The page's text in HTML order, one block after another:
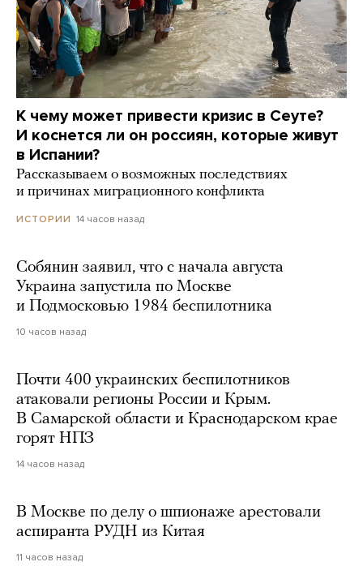
К чему может привести кризис в Сеуте?
И коснется ли он россиян, которые живут
в Испании?
Рассказываем о возможных последствиях
и причинах миграционного конфликта
ИСТОРИИ 14 часов назад
Собянин заявил, что с начала августа
Украина запустила по Москве
и Подмосковью 1984 беспилотника
10 часов назад
Почти 400 украинских беспилотников
атаковали регионы России и Крым.
В Самарской области и Краснодарском крае
горят НПЗ
14 часов назад
В Москве по делу о шпионаже арестовали
аспиранта РУДН из Китая
11 часов назад